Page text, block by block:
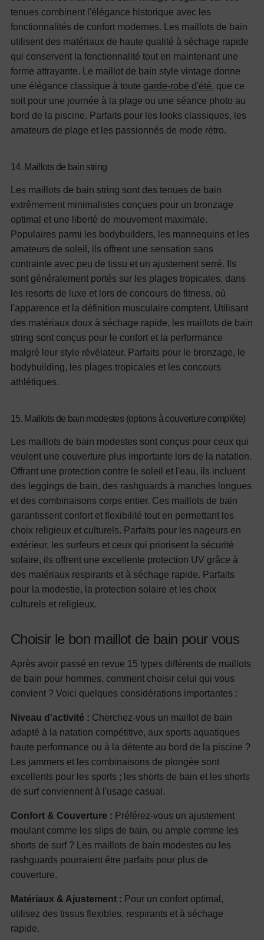
tenues combinent l'élégance historique avec les
fonctionnalités de confort modernes. Les maillots de bain
utilisent des matériaux de haute qualité à séchage rapide
qui conservent la fonctionnalité tout en maintenant une
forme attrayante. Le maillot de bain style vintage donne
une élégance classique à toute garde-robe d'été, que ce
soit pour une journée à la plage ou une séance photo au
bord de la piscine. Parfaits pour les looks classiques, les
amateurs de plage et les passionnés de mode rétro.
14. Maillots de bain string
Les maillots de bain string sont des tenues de bain
extrêmement minimalistes conçues pour un bronzage
optimal et une liberté de mouvement maximale.
Populaires parmi les bodybuilders, les mannequins et les
amateurs de soleil, ils offrent une sensation sans
contrainte avec peu de tissu et un ajustement serré. Ils
sont généralement portés sur les plages tropicales, dans
les resorts de luxe et lors de concours de fitness, où
l'apparence et la définition musculaire comptent. Utilisant
des matériaux doux à séchage rapide, les maillots de bain
string sont conçus pour le confort et la performance
malgré leur style révélateur. Parfaits pour le bronzage, le
bodybuilding, les plages tropicales et les concours
athlétiques.
15. Maillots de bain modestes (options à couverture complète)
Les maillots de bain modestes sont conçus pour ceux qui
veulent une couverture plus importante lors de la natation.
Offrant une protection contre le soleil et l'eau, ils incluent
des leggings de bain, des rashguards à manches longues
et des combinaisons corps entier. Ces maillots de bain
garantissent confort et flexibilité tout en permettant les
choix religieux et culturels. Parfaits pour les nageurs en
extérieur, les surfeurs et ceux qui priorisent la sécurité
solaire, ils offrent une excellente protection UV grâce à
des matériaux respirants et à séchage rapide. Parfaits
pour la modestie, la protection solaire et les choix
culturels et religieux.
Choisir le bon maillot de bain pour vous
Après avoir passé en revue 15 types différents de maillots
de bain pour hommes, comment choisir celui qui vous
convient ? Voici quelques considérations importantes :
Niveau d'activité : Cherchez-vous un maillot de bain
adapté à la natation compétitive, aux sports aquatiques
haute performance ou à la détente au bord de la piscine ?
Les jammers et les combinaisons de plongée sont
excellents pour les sports ; les shorts de bain et les shorts
de surf conviennent à l'usage casual.
Confort & Couverture : Préférez-vous un ajustement
moulant comme les slips de bain, ou ample comme les
shorts de surf ? Les maillots de bain modestes ou les
rashguards pourraient être parfaits pour plus de
couverture.
Matériaux & Ajustement : Pour un confort optimal,
utilisez des tissus flexibles, respirants et à séchage
rapide.